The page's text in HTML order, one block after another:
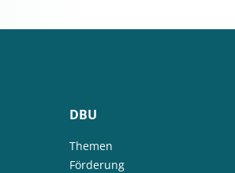
DBU
Themen
Förderung